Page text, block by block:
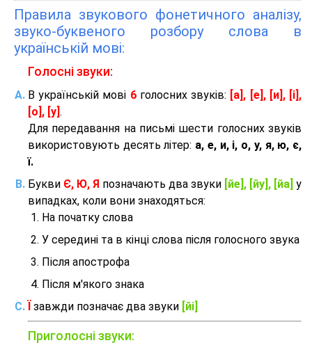
Правила звукового фонетичного аналізу,
звуко-буквеного розбору слова в
українській мові:
Голосні звуки:
В українській мові 6голосних звуків:
[а], [е], [и], [і],
[о], [у] .
Для передавання на письмі шести голосних звуків
використовують десять літер: а, е, и, і, о, у, я, ю, є,
ї.
Букви Є, Ю, Я позначають два звуки [йе], [йу], [йа] у
випадках, коли вони знаходяться:
На початку слова
У середині та в кінці слова після голосного звука
Після апострофа
Після м'якого знака
завжди позначає два звуки [йі]
Приголосні звуки: